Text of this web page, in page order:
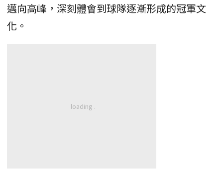
邁向高峰，深刻體會到球隊逐漸形成的冠軍文
化。